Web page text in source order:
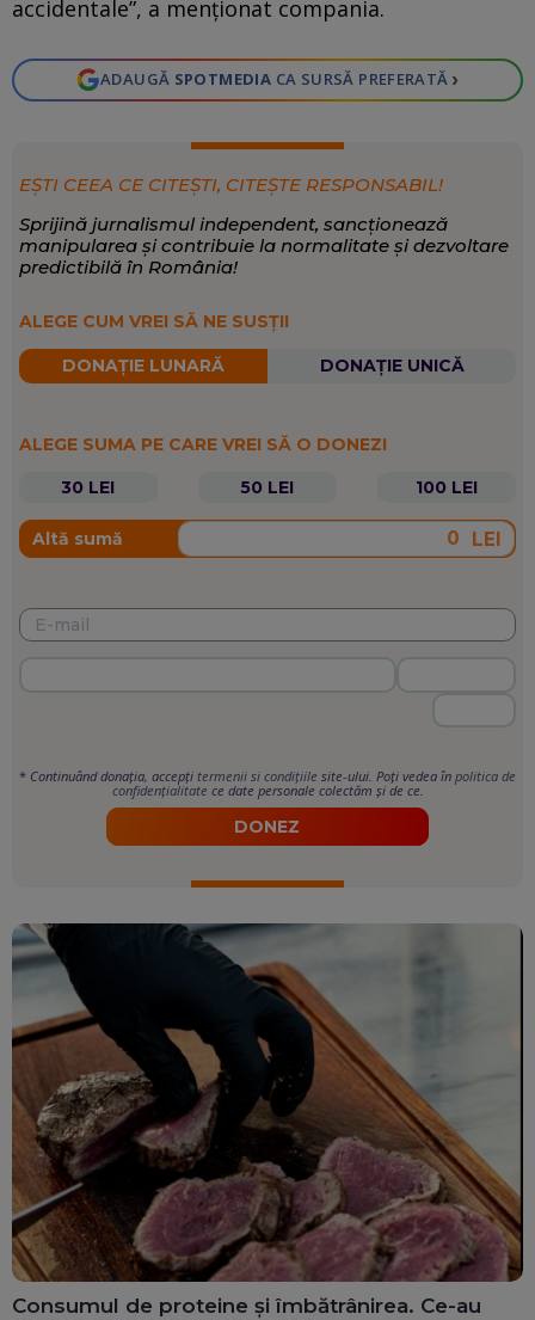
accidentale”, a menţionat compania.
ADAUGĂ SPOTMEDIA CA SURSĂ PREFERATĂ ›
EȘTI CEEA CE CITEȘTI, CITEȘTE RESPONSABIL!
Sprijină jurnalismul independent, sancționează
manipularea și contribuie la normalitate și dezvoltare
predictibilă în România!
ALEGE CUM VREI SĂ NE SUSȚII
DONAȚIE LUNARĂ DONAȚIE UNICĂ
ALEGE SUMA PE CARE VREI SĂ O DONEZI
30 LEI
50 LEI 100 LEI
Altă sumă LEI
* Continuând donația, accepți termenii si condițiile site-ului. Poți vedea în politica de
confidențialitate ce date personale colectăm și de ce.
DONEZ
Consumul de proteine și îmbătrânirea. Ce-au